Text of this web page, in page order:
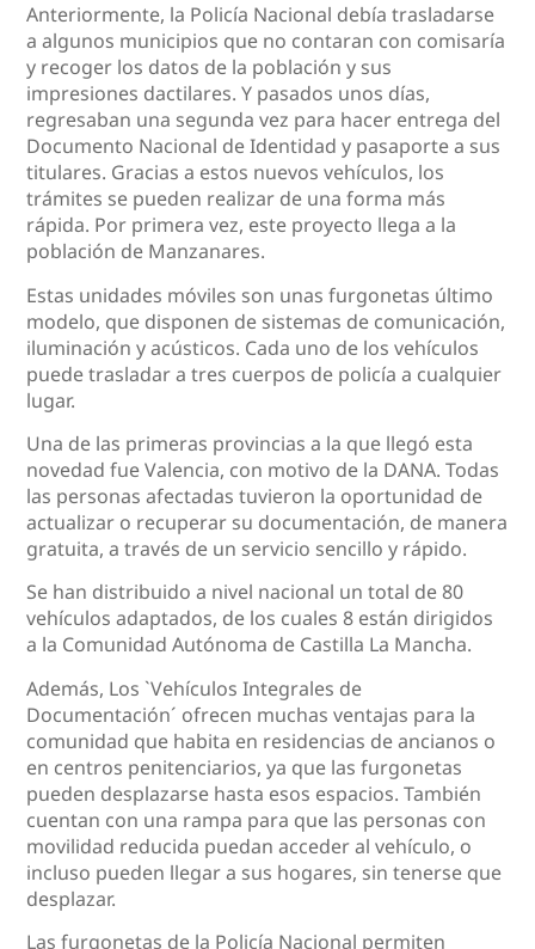
Anteriormente, la Policía Nacional debía trasladarse
a algunos municipios que no contaran con comisaría
y recoger los datos de la población y sus
impresiones dactilares. Y pasados unos días,
regresaban una segunda vez para hacer entrega del
Documento Nacional de Identidad y pasaporte a sus
titulares. Gracias a estos nuevos vehículos, los
trámites se pueden realizar de una forma más
rápida. Por primera vez, este proyecto llega a la
población de Manzanares.
Estas unidades móviles son unas furgonetas último
modelo, que disponen de sistemas de comunicación,
iluminación y acústicos. Cada uno de los vehículos
puede trasladar a tres cuerpos de policía a cualquier
lugar.
Una de las primeras provincias a la que llegó esta
novedad fue Valencia, con motivo de la DANA. Todas
las personas afectadas tuvieron la oportunidad de
actualizar o recuperar su documentación, de manera
gratuita, a través de un servicio sencillo y rápido.
Se han distribuido a nivel nacional un total de 80
vehículos adaptados, de los cuales 8 están dirigidos
a la Comunidad Autónoma de Castilla La Mancha.
Además, Los `Vehículos Integrales de
Documentación´ ofrecen muchas ventajas para la
comunidad que habita en residencias de ancianos o
en centros penitenciarios, ya que las furgonetas
pueden desplazarse hasta esos espacios. También
cuentan con una rampa para que las personas con
movilidad reducida puedan acceder al vehículo, o
incluso pueden llegar a sus hogares, sin tenerse que
desplazar.
Las furgonetas de la Policía Nacional permiten